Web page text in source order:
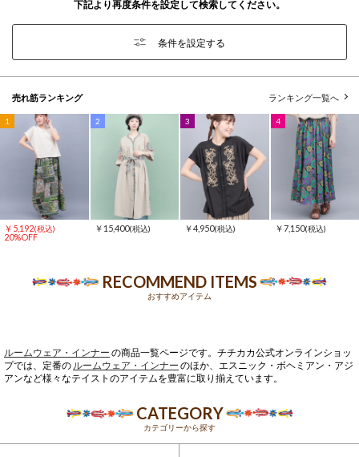
下記より再度条件を設定して検索してください。
条件を設定する
売れ筋ランキング ランキング一覧へ
1
￥5,192(税込)
20%OFF
2
￥15,400(税込)
3
￥4,950(税込)
4
￥7,150(税込)
RECOMMEND ITEMS
おすすめアイテム
ルームウェア・インナー の商品一覧ページです。チチカカ公式オンラインショッ
プでは、定番の ルームウェア・インナー のほか、エスニック・ボヘミアン・アジ
アンなど様々なテイストのアイテムを豊富に取り揃えています。
CATEGORY
カテゴリーから探す